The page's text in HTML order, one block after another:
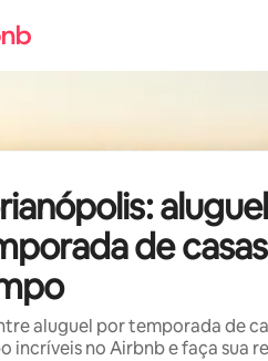
de
aluguel por temporada de
incríveis no Airbnb e faça sua